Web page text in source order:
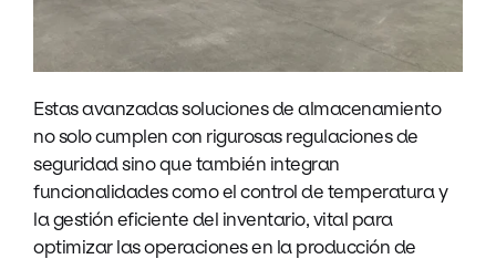
Estas avanzadas soluciones de almacenamiento
no solo cumplen con rigurosas regulaciones de
seguridad sino que también integran
funcionalidades como el control de temperatura y
la gestión eficiente del inventario, vital para
optimizar las operaciones en la producción de